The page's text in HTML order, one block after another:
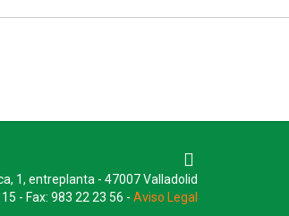
1, entreplanta - 47007 Valladolid
- Fax: 983 22 23 56 - Aviso Legal